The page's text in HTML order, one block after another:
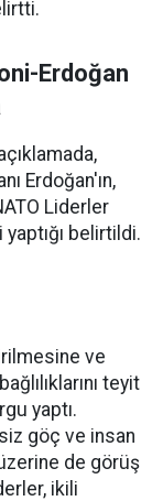
Erdoğan
Erdoğan'ın,
Liderler
belirtildi.
ve
teyit
yaptı.
göç ve insan
de görüş
ikili